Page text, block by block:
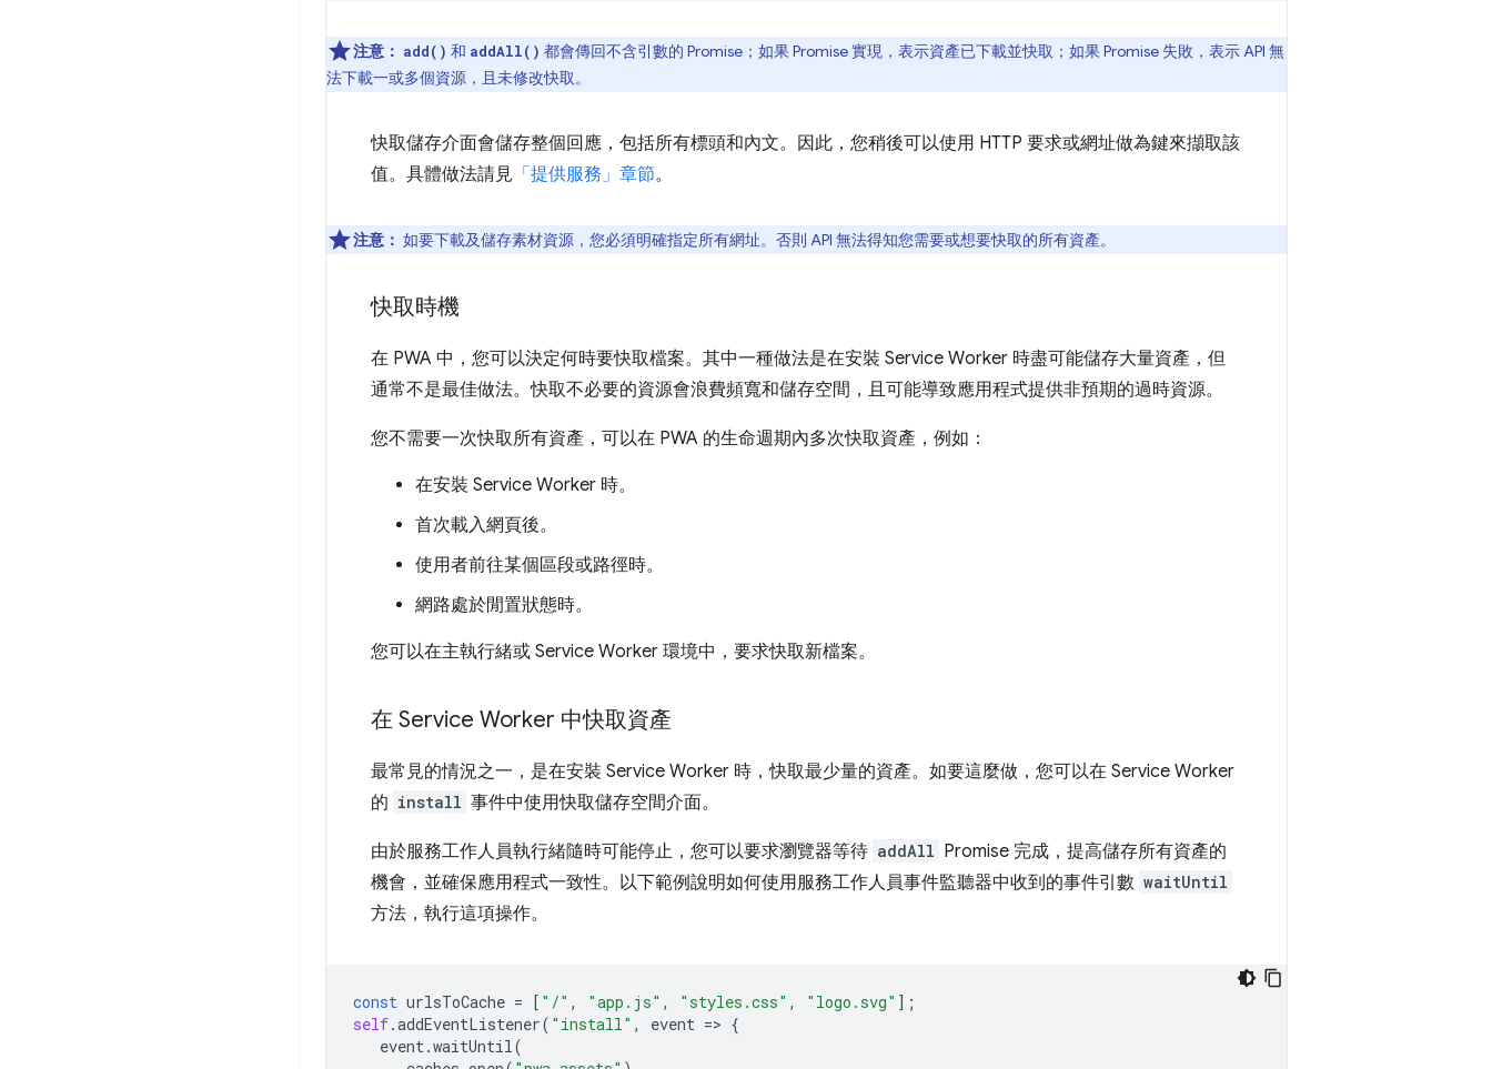
注意： add() 和 addAll() 都會傳回不含引數的 Promise；如果 Promise 實現，表示資產已下載並快取；如果 Promise 失敗，表示 API 無
法下載一或多個資源，且未修改快取。
快取儲存介面會儲存整個回應，包括所有標頭和內文。因此，您稍後可以使用 HTTP 要求或網址做為鍵來擷取該
值。具體做法請見 「提供服務」章節。
注意： 如要下載及儲存素材資源，您必須明確指定所有網址。否則 API 無法得知您需要或想要快取的所有資產。
快取時機
在 PWA 中，您可以決定何時要快取檔案。其中一種做法是在安裝 Service Worker 時盡可能儲存大量資產，但
通常不是最佳做法。快取不必要的資源會浪費頻寬和儲存空間，且可能導致應用程式提供非預期的過時資源。
您不需要一次快取所有資產，可以在 PWA 的生命週期內多次快取資產，例如：
在安裝 Service Worker 時。
首次載入網頁後。
使用者前往某個區段或路徑時。
網路處於閒置狀態時。
您可以在主執行緒或 Service Worker 環境中，要求快取新檔案。
在 Service Worker 中快取資產
最常見的情況之一，是在安裝 Service Worker 時，快取最少量的資產。如要這麼做，您可以在 Service Worker
的 install 事件中使用快取儲存空間介面。
由於服務工作人員執行緒隨時可能停止，您可以要求瀏覽器等待 addAll Promise 完成，提高儲存所有資產的
機會，並確保應用程式一致性。以下範例說明如何使用服務工作人員事件監聽器中收到的事件引數 waitUntil
方法，執行這項操作。
const urlsToCache = [ "/" , "app.js" , "styles.css" , "logo.svg" ];
self.addEventListener( "install" , event => {
event.waitUntil(